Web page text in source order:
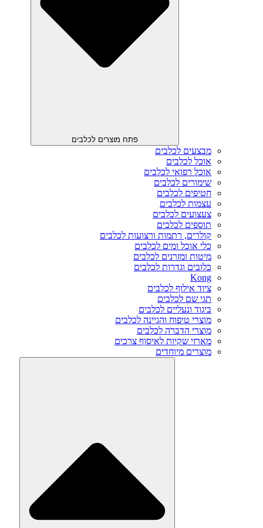
פתח מוצרים לכלבים
מבצעים לכלבים
אוכל לכלבים
אוכל רפואי לכלבים
שימורים לכלבים
חטיפים לכלבים
עצמות לכלבים
צעצועים לכלבים
תוספים לכלבים
קולרים, רתמות ורצועות לכלבים
כלי אוכל ומים לכלבים
מיטות ומזרנים לכלבים
כלובים וגדרות לכלבים
Kong
ציוד אילוף לכלבים
תגי שם לכלבים
ביגוד ונעליים לכלבים
מוצרי טיפוח והגיינה לכלבים
מוצרי הדברה לכלבים
מארזי שקיות לאיסוף צרכים
מוצרים מיוחדים